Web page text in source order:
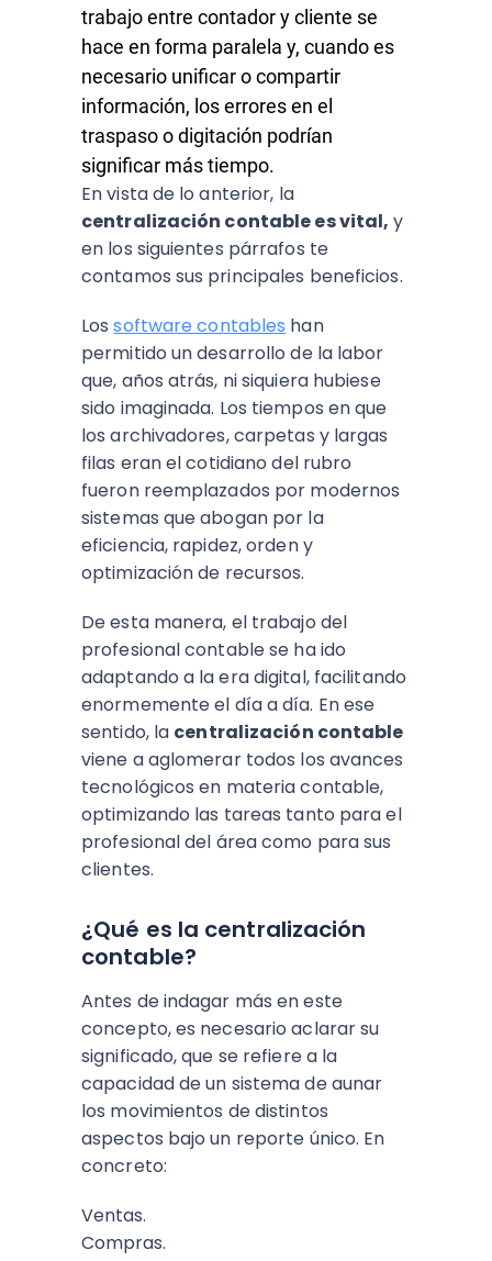
trabajo entre contador y cliente se
hace en forma paralela y, cuando es
necesario unificar o compartir
información, los errores en el
traspaso o digitación podrían
significar más tiempo.
En vista de lo anterior, la
centralización contable es vital, y
en los siguientes párrafos te
contamos sus principales beneficios.
Lossoftware contables han
permitido un desarrollo de la labor
que, años atrás, ni siquiera hubiese
sido imaginada. Los tiempos en que
los archivadores, carpetas y largas
filas eran el cotidiano del rubro
fueron reemplazados por modernos
sistemas que abogan por la
eficiencia, rapidez, orden y
optimización de recursos.
De esta manera, el trabajo del
profesional contable se ha ido
adaptando a la era digital, facilitando
enormemente el día a día. En ese
sentido, la centralización contable
viene a aglomerar todos los avances
tecnológicos en materia contable,
optimizando las tareas tanto para el
profesional del área como para sus
clientes.
¿Qué es la centralización
contable?
Antes de indagar más en este
concepto, es necesario aclarar su
significado, que se refiere a la
capacidad de un sistema de aunar
los movimientos de distintos
aspectos bajo un reporte único. En
concreto:
Ventas.
Compras.